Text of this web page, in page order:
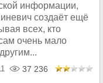
информации,
создаёт ещё
всех, кто
очень мало
37 236